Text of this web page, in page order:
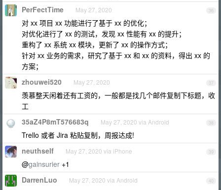
36
PerFectTime May 27, 2020
对 xx 项目 xx 功能进行了基于 xx 的优化；
对优化进行了 xx 的测试，发现 xx 性能有 xx 的提升；
重构了 xx 系统 xx 模块，更新了 xx 的操作方式；
针对 xx 业务的需求，研究了基于 xx 和 xx 的资料，得出 xx 的
方案；
37
zhouwei520 May 27, 2020
羡慕整天闲着还有工资的，一般都是找几个邮件复制下标题，收
工
38
35aZ4P8mT576683q May 27, 2020 via Android
Trello 或者 Jira 粘贴复制，周报达成!
39
neuthself May 27, 2020 via iPhone
@gainsurier +1
40
DarrenLuo May 27, 2020 via Android